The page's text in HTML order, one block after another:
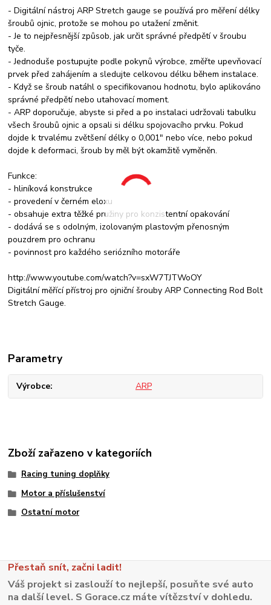
- Digitální nástroj ARP Stretch gauge se používá pro měření délky
šroubů ojnic, protože se mohou po utažení změnit.
- Je to nejpřesnější způsob, jak určit správné předpětí v šroubu
tyče.
- Jednoduše postupujte podle pokynů výrobce, změřte upevňovací
prvek před zahájením a sledujte celkovou délku během instalace.
- Když se šroub natáhl o specifikovanou hodnotu, bylo aplikováno
správné předpětí nebo utahovací moment.
- ARP doporučuje, abyste si před a po instalaci udržovali tabulku
všech šroubů ojnic a opsali si délku spojovacího prvku. Pokud
dojde k trvalému zvětšení délky o 0,001" nebo více, nebo pokud
dojde k deformaci, šroub by měl být okamžitě vyměněn.
Funkce:
- hliníková konstrukce
- provedení v černém eloxu
- obsahuje extra těžké pružiny pro konzistentní opakování
- dodává se s odolným, izolovaným plastovým přenosným
pouzdrem pro ochranu
- povinnost pro každého seriózního motoráře
http://www.youtube.com/watch?v=sxW7TJTWoOY
Digitální měřící přístroj pro ojniční šrouby ARP Connecting Rod Bolt
Stretch Gauge.
Parametry
Výrobce ARP
Zboží zařazeno v kategoriích
Racing tuning doplňky
Motor a příslušenství
Ostatní motor
Přestaň snít, začni ladit!
Váš projekt si zaslouží to nejlepší, posuňte své auto
na další level. S Gorace.cz máte vítězství v dohledu.